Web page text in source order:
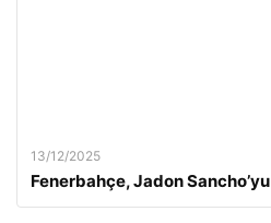
13/12/2025
Fenerbahçe, Jadon